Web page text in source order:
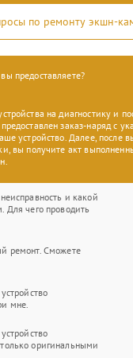
по ремонту экшн-
предоставляете?
на диагностику и
заказ-наряд с
устройство. Далее, после
вы получите акт
и какой
Для чего проводить
ремонт. Сможете
мне.
оригинальными